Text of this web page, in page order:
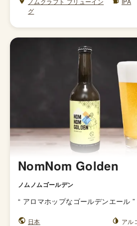
グ
NomNom Golden
ノムノムゴールデン
“ アロマホップなゴールデンエール ”
日本
アル